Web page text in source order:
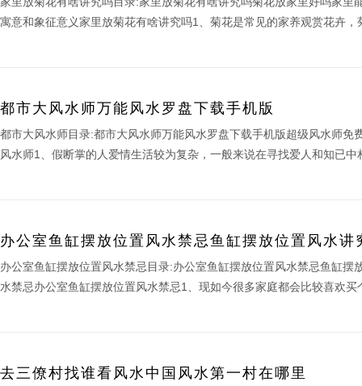
寓意和象征意义家里放菊花有啥讲究吗1、菊花是常见的家养观赏花卉
都市大风水师万能风水罗盘下载手机版
都市大风水师目录:都市大风水师万能风水罗盘下载手机版超级风水师免
风水师1、假断掌的人爱情生活较为复杂，一般来说在寻找爱人和知已
办公室鱼缸摆放位置风水禁忌鱼缸摆放位置风水讲
办公室鱼缸摆放位置风水禁忌目录:办公室鱼缸摆放位置风水禁忌鱼缸摆
水禁忌办公室鱼缸摆放位置风水禁忌1、现如今很多家庭都会比较喜欢
去三僚村找谁看风水中国风水第一村在哪里